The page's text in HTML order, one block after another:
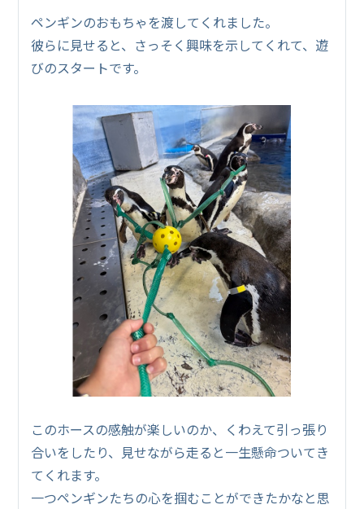
ペンギンのおもちゃを渡してくれました。
彼らに見せると、さっそく興味を示してくれて、遊
びのスタートです。
このホースの感触が楽しいのか、くわえて引っ張り
合いをしたり、見せながら走ると一生懸命ついてき
てくれます。
一つペンギンたちの心を掴むことができたかなと思